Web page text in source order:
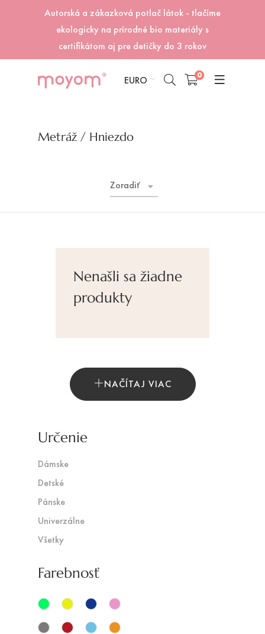
Autorská a zákazková potlač látok - tlačíme
ekologicky na prírodné bio materiály s
certifikátom aj pre detičky do 3 rokov
EURO 0
Metráž / Hniezdo
Zoradiť
Nenašli sa žiadne
produkty
NAČÍTAJ VIAC
Určenie
Dámske
Detské
Pánske
Univerzálne
Všetky
Farebnosť